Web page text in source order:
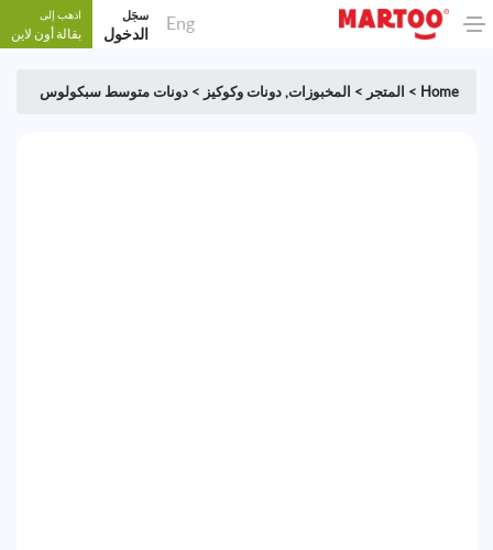
Eng سجَل
الدخول
اذهب إلى
بقالة أون لاين
Home
> المتجر > المخبوزات, دونات وكوكيز > دونات متوسط سبكولوس